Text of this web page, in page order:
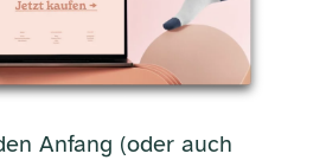
Anfang (oder auch